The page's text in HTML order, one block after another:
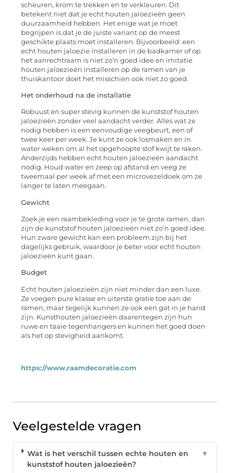
scheuren, krom te trekken en te verkleuren. Dit
betekent niet dat je echt houten jaloezieën geen
duurzaamheid hebben. Het enige wat je moet
begrijpen is dat je de juiste variant op de meest
geschikte plaats moet installeren. Bijvoorbeeld: een
echt houten jaloezie installeren in de badkamer of op
het aanrechtraam is niet zo’n goed idee en imitatie
houten jaloezieën installeren op de ramen van je
thuiskantoor doet het misschien ook niet zo goed.
Het onderhoud na de installatie
Robuust en super stevig kunnen de kunststof houten
jaloezieën zonder veel aandacht verder. Alles wat ze
nodig hebben is een eenvoudige veegbeurt, een of
twee keer per week. Je kunt ze ook losmaken en in
water weken om al het opgehoopte stof kwijt te raken.
Anderzijds hebben echt houten jaloezieën aandacht
nodig. Houd water en zeep op afstand en veeg ze
tweemaal per week af met een microvezeldoek om ze
langer te laten meegaan.
Gewicht
Zoek je een raambekleding voor je te grote ramen, dan
zijn de kunststof houten jaloezieën niet zo’n goed idee.
Hun zware gewicht kan een probleem zijn bij het
dagelijks gebruik, waardoor je beter voor echt houten
jaloezieën kunt gaan.
Budget
Echt houten jaloezieën zijn niet minder dan een luxe.
Ze voegen pure klasse en uiterste gratie toe aan de
ramen, maar tegelijk kunnen ze ook een gat in je hand
zijn. Kunsthouten jaloezieën daarentegen zijn hun
ruwe en taaie tegenhangers en kunnen het goed doen
als het op stevigheid aankomt.
https://www.raamdecoratie.com
Veelgestelde vragen
Wat is het verschil tussen echte houten en
kunststof houten jaloezieën?
▼